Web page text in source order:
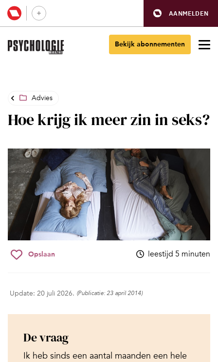
AANMELDEN
Bekijk abonnementen
Advies
Hoe krijg ik meer zin in seks?
Opslaan leestijd 5 minuten
Update: 20 juli 2026. (Publicatie: 23 april 2014)
De vraag
Ik heb sinds een aantal maanden een hele